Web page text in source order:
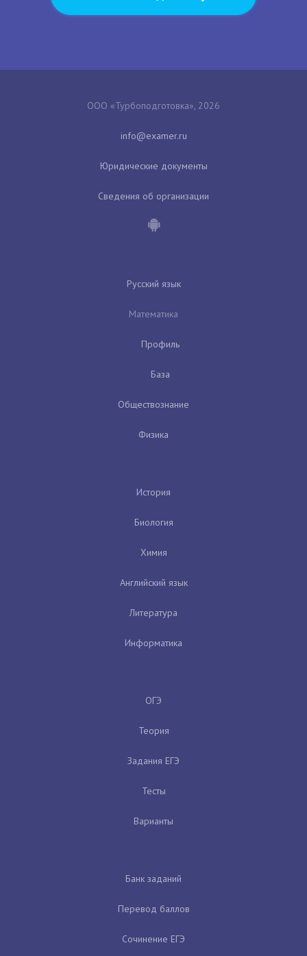
ООО «Турбоподготовка», 2026
Юридические документы
Сведения об организации
Русский язык
Математика
Профиль
База
Обществознание
Физика
История
Биология
Химия
Английский язык
Литература
Информатика
ОГЭ
Теория
Задания ЕГЭ
Тесты
Варианты
Банк заданий
Перевод баллов
Сочинение ЕГЭ